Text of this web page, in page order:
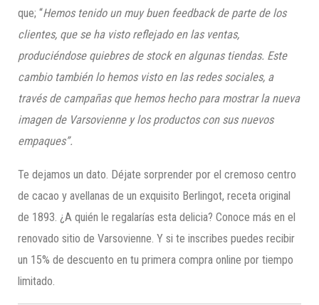
que; “Hemos tenido un muy buen feedback de parte de los
clientes, que se ha visto reflejado en las ventas,
produciéndose quiebres de stock en algunas tiendas. Este
cambio también lo hemos visto en las redes sociales, a
través de campañas que hemos hecho para mostrar la nueva
imagen de Varsovienne y los productos con sus nuevos
empaques”.
Te dejamos un dato. Déjate sorprender por el cremoso centro
de cacao y avellanas de un exquisito Berlingot, receta original
de 1893. ¿A quién le regalarías esta delicia? Conoce más en el
renovado sitio de Varsovienne. Y si te inscribes puedes recibir
un 15% de descuento en tu primera compra online por tiempo
limitado.